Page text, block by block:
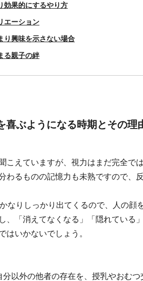
効果的にするやり方
エーション
り興味を示さない場合
る親子の絆
喜ぶようになる時期とその理
こえていますが、視力はまだ完全で
わるものの記憶力も未熟ですので、
なりしっかり出てくるので、人の顔
、「消えてなくなる」「隠れている
はいかないでしょう。
以外の他者の存在を、授乳やおむ